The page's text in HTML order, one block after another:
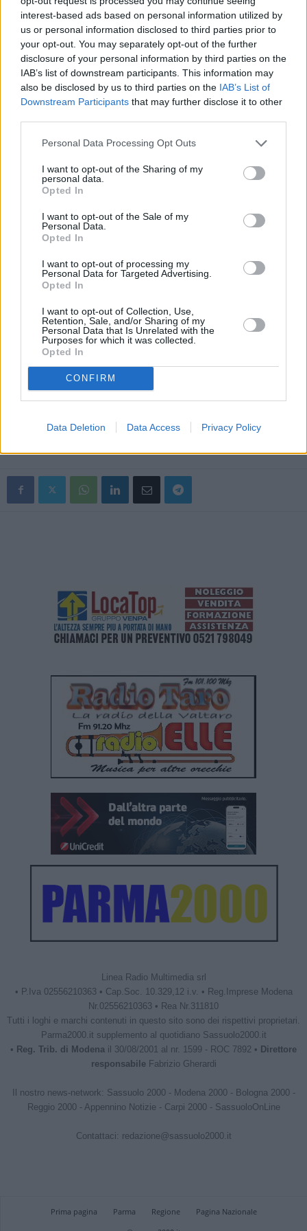
interest-based ads based on personal information utilized by
us or personal information disclosed to third parties prior to
your opt-out. You may separately opt-out of the further
disclosure of your personal information by third parties on the
IAB’s list of downstream participants. This information may
also be disclosed by us to third parties on the IAB’s List of
Downstream Participants that may further disclose it to other
Personal Data Processing Opt Outs
I want to opt-out of the Sharing of my
personal data.
Opted In
I want to opt-out of the Sale of my
Personal Data.
Opted In
I want to opt-out of processing my
Personal Data for Targeted Advertising.
Opted In
I want to opt-out of Collection, Use,
Retention, Sale, and/or Sharing of my
Personal Data that Is Unrelated with the
Purposes for which it was collected.
Opted In
CONFIRM
Data Deletion Data Access Privacy Policy
Queste iniziative progettuali si vanno ad aggiungere alle 30 già
ammesse a finanziamento la scorsa settimana, con un contributo di
3,1 milioni di euro. Delle dodici iniziative, 9 sono state presentate
da centri dipartimentali dell’Università di Bologna e 4 dall’Università
di Modena e Reggio Emilia, da CNR – IMAMOTER di Ferrara,
da REDOX di Reggio nell’Emilia e dal TPM – Fondazione
Democenter-Sipe di Mirandola (Mo).
“Un nuovo incentivo regionale per la ripartenza della nostra
le imprese e le start up, questa seconda call ha coinvolto-
dichiarano gli assessori regionali Vincenzo Colla (Sviluppo
ricerca della Rete Alta Tecnologia dell’Emilia-Romagna. I punteggi
molto alti ottenuti dai progetti dimostrano l’alta qualità del nostro
importante. Prosegue dunque l’impegno della Regione per
sostenere la ripresa economica, puntando in particolare sullo
sviluppo sperimentale e la ricerca di nuove soluzioni tecnologiche,
creando lavoro di qualità attraverso lo sviluppo dell’ecosistema
regionale dell’innovazione. Le soluzioni proposte saranno peraltro
mostrate nel corso di R2B, la fiera della ricerca e dell’innovazione
che si terrà online da domani al 12 giugno”.
del bando regionale: 153 da imprese e 45 da laboratori della Rete
Linea Radio Multimedia srl
• P.Iva 02556210363 • Cap.Soc. 10.329,12 i.v. • Reg.Imprese Modena
Nr.02556210363 • Rea Nr.311810
Tutti i loghi e marchi contenuti in questo sito sono dei rispettivi proprietari.
Parma2000.it supplemento al quotidiano Sassuolo2000.it
• Reg. Trib. di Modena il 30/08/2001 al nr. 1599 - ROC 7892 • Direttore
responsabileFabrizio Gherardi
Il nostro news-network: Sassuolo 2000- Modena 2000- Bologna 2000-
Reggio 2000- Appennino Notizie - Carpi 2000- SassuoloOnLine
Contattaci: redazione@sassuolo2000.it
Prima pagina Parma Regione
Pagina Nazionale